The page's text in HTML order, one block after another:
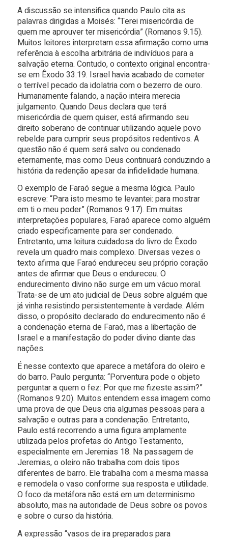
A discussão se intensifica quando Paulo cita as
palavras dirigidas a Moisés: “Terei misericórdia de
quem me aprouver ter misericórdia” (Romanos 9.15).
Muitos leitores interpretam essa afirmação como uma
referência à escolha arbitrária de indivíduos para a
salvação eterna. Contudo, o contexto original encontra-
se em Êxodo 33.19. Israel havia acabado de cometer
o terrível pecado da idolatria com o bezerro de ouro.
Humanamente falando, a nação inteira merecia
julgamento. Quando Deus declara que terá
misericórdia de quem quiser, está afirmando seu
direito soberano de continuar utilizando aquele povo
rebelde para cumprir seus propósitos redentivos. A
questão não é quem será salvo ou condenado
eternamente, mas como Deus continuará conduzindo a
história da redenção apesar da infidelidade humana.
O exemplo de Faraó segue a mesma lógica. Paulo
escreve: “Para isto mesmo te levantei: para mostrar
em ti o meu poder” (Romanos 9.17). Em muitas
interpretações populares, Faraó aparece como alguém
criado especificamente para ser condenado.
Entretanto, uma leitura cuidadosa do livro de Êxodo
revela um quadro mais complexo. Diversas vezes o
texto afirma que Faraó endureceu seu próprio coração
antes de afirmar que Deus o endureceu. O
endurecimento divino não surge em um vácuo moral.
Trata-se de um ato judicial de Deus sobre alguém que
já vinha resistindo persistentemente à verdade. Além
disso, o propósito declarado do endurecimento não é
a condenação eterna de Faraó, mas a libertação de
Israel e a manifestação do poder divino diante das
nações.
É nesse contexto que aparece a metáfora do oleiro e
do barro. Paulo pergunta: “Porventura pode o objeto
perguntar a quem o fez: Por que me fizeste assim?”
(Romanos 9.20). Muitos entendem essa imagem como
uma prova de que Deus cria algumas pessoas para a
salvação e outras para a condenação. Entretanto,
Paulo está recorrendo a uma figura amplamente
utilizada pelos profetas do Antigo Testamento,
especialmente em Jeremias 18. Na passagem de
Jeremias, o oleiro não trabalha com dois tipos
diferentes de barro. Ele trabalha com a mesma massa
e remodela o vaso conforme sua resposta e utilidade.
O foco da metáfora não está em um determinismo
absoluto, mas na autoridade de Deus sobre os povos
e sobre o curso da história.
A expressão “vasos de ira preparados para